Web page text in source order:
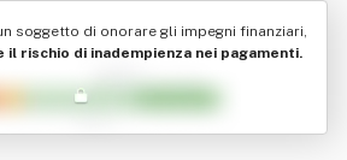
soggetto di onorare gli impegni finanziari,
il rischio di inadempienza nei pagamenti.